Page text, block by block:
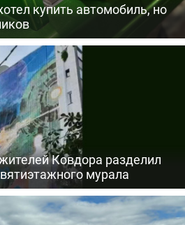
купить автомобиль, но
Ковдора разделил
мурала